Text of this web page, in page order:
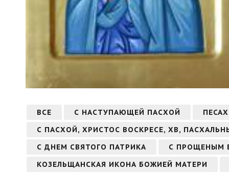
ВСЕ С НАСТУПАЮЩЕЙ ПАСХОЙ
ПЕСАХ
С ПАСХОЙ, ХРИСТОС ВОСКРЕСЕ, ХВ,
С ДНЕМ СВЯТОГО ПАТРИКА
С ПРОЩЕНЫМ
КОЗЕЛЬЩАНСКАЯ ИКОНА БОЖИЕЙ МАТЕРИ